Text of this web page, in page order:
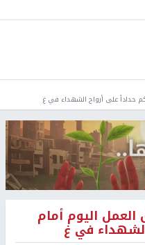
حداداً على أرواح الشهداء في غ
العمل اليوم أمام
في غ